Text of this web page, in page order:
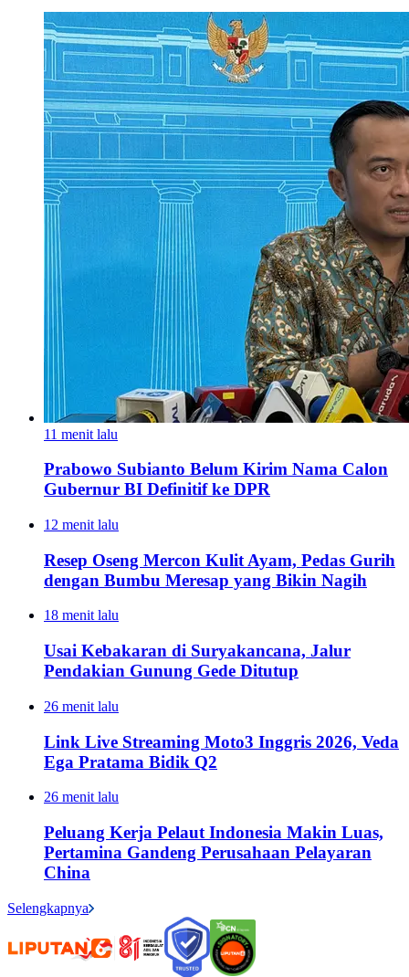
11 menit lalu
Prabowo Subianto Belum Kirim Nama Calon
Gubernur BI Definitif ke DPR
12 menit lalu
Resep Oseng Mercon Kulit Ayam, Pedas Gurih
dengan Bumbu Meresap yang Bikin Nagih
18 menit lalu
Usai Kebakaran di Suryakancana, Jalur
Pendakian Gunung Gede Ditutup
26 menit lalu
Link Live Streaming Moto3 Inggris 2026, Veda
Ega Pratama Bidik Q2
26 menit lalu
Peluang Kerja Pelaut Indonesia Makin Luas,
Pertamina Gandeng Perusahaan Pelayaran
China
Selengkapnya